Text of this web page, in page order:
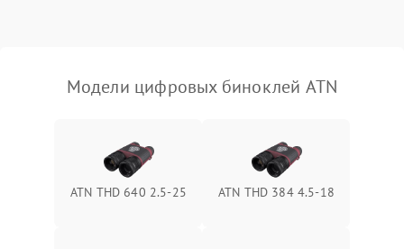
Модели цифровых биноклей ATN
ATN THD 640 2.5-25 ATN THD 384 4.5-18